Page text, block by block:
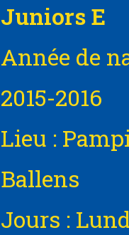
Juniors E
Année de
2015-2016
Lieu :
Ballens
Jours :